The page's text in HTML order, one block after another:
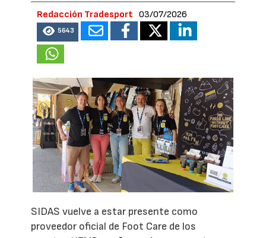
Redacción Tradesport 03/07/2026
5643
SIDAS vuelve a estar presente como
proveedor oficial de Foot Care de los